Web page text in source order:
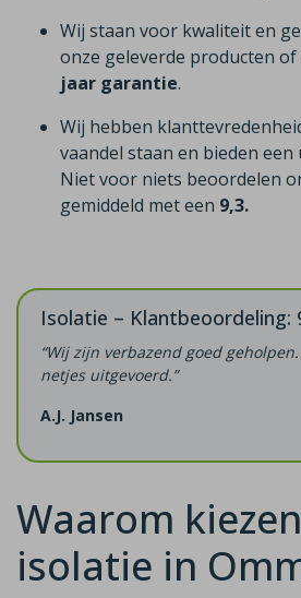
Wij staan voor kwaliteit en
onze geleverde producten
jaar garantie.
Wij hebben
vaandel staan en bieden een
Niet voor niets beoordelen
gemiddeld met een 9,3.
Isolatie – Klantbeoordeling:
“Wij zijn verbazend goed
netjes uitgevoerd.”
A.J. Jansen
Waarom
isolatie in